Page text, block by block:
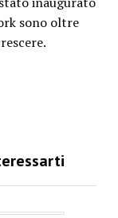
sono oltre